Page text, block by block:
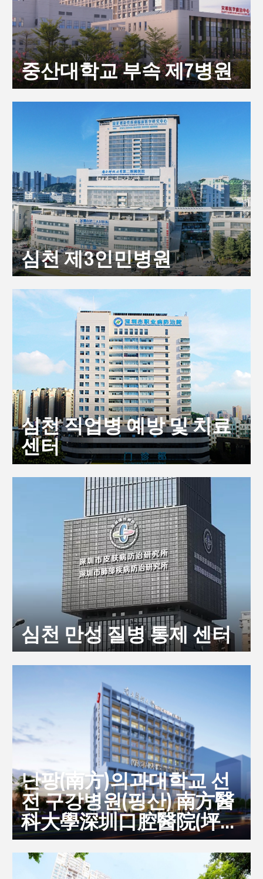
중산대학교 부속 제7병원
심천 제3인민병원
심천 직업병 예방 및 치료
센터
심천 만성 질병 통제 센터
난팡(南方)의과대학교 선
전 구강병원(핑산) 南方醫
科大學深圳口腔醫院(坪
山)